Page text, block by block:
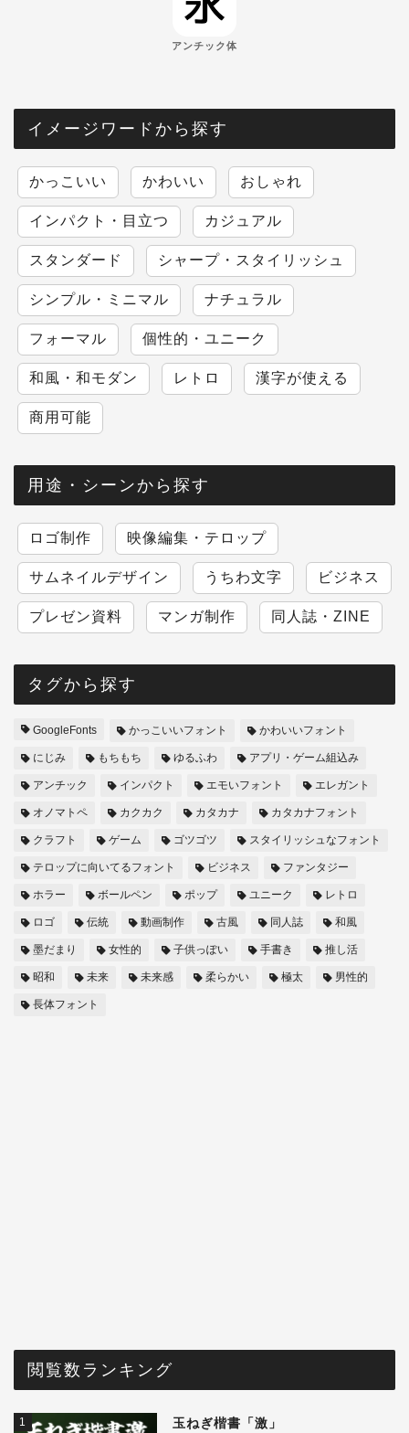
アンチック体
イメージワードから探す
かっこいい かわいい おしゃれ
インパクト・目立つ カジュアル
スタンダード シャープ・スタイリッシュ
シンプル・ミニマル ナチュラル
フォーマル 個性的・ユニーク
和風・和モダン レトロ 漢字が使える
商用可能
用途・シーンから探す
ロゴ制作 映像編集・テロップ
サムネイルデザイン うちわ文字 ビジネス
プレゼン資料 マンガ制作 同人誌・ZINE
タグから探す
GoogleFonts かっこいいフォント かわいいフォント
にじみ もちもち ゆるふわ アプリ・ゲーム組込み
アンチック インパクト エモいフォント エレガント
オノマトペ カクカク カタカナ カタカナフォント
クラフト ゲーム ゴツゴツ スタイリッシュなフォント
テロップに向いてるフォント ビジネス ファンタジー
ホラー ボールペン ポップ ユニーク レトロ
ロゴ 伝統 動画制作 古風 同人誌 和風
墨だまり 女性的 子供っぽい 手書き 推し活
昭和 未来 未来感 柔らかい 極太 男性的
長体フォント
閲覧数ランキング
1 玉ねぎ楷書「激」